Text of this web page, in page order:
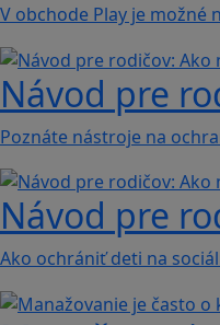
V obchode Play je možné
Návod pre
Poznáte nástroje na
Návod pre
Ako ochrániť deti na